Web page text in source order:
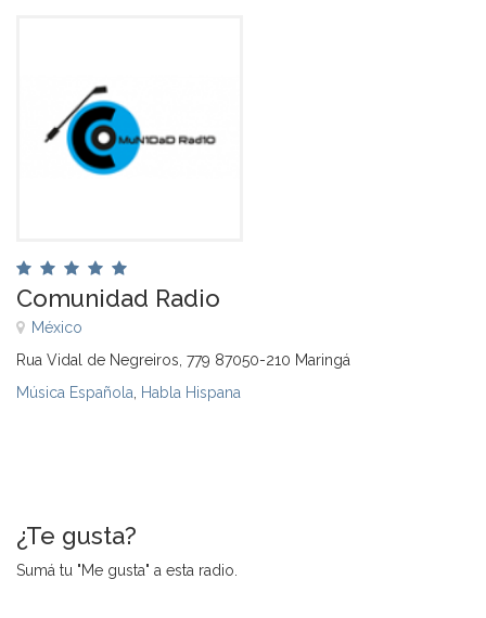
Comunidad Radio
México
Rua Vidal de Negreiros, 779 87050-210 Maringá
Música Española Habla Hispana
¿Te gusta?
Sumá tu "Me gusta" a esta radio.